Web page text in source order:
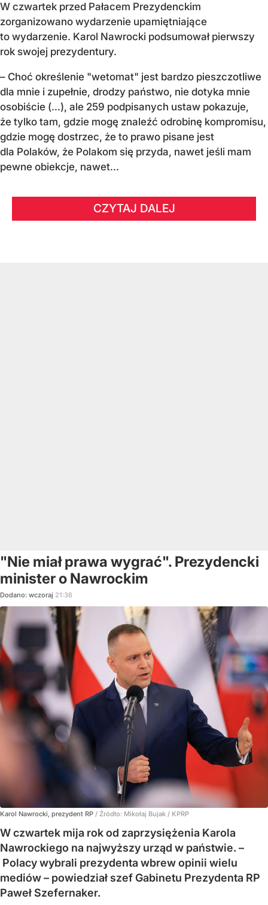
W czwartek przed Pałacem Prezydenckim
zorganizowano wydarzenie upamiętniające
to wydarzenie. Karol Nawrocki podsumował pierwszy
rok swojej prezydentury.
– Choć określenie "wetomat" jest bardzo pieszczotliwe
dla mnie i zupełnie, drodzy państwo, nie dotyka mnie
osobiście (…), ale 259 podpisanych ustaw pokazuje,
że tylko tam, gdzie mogę znaleźć odrobinę kompromisu,
gdzie mogę dostrzec, że to prawo pisane jest
dla Polaków, że Polakom się przyda, nawet jeśli mam
pewne obiekcje, nawet...
CZYTAJ DALEJ
"Nie miał prawa wygrać". Prezydencki
minister o Nawrockim
Dodano: wczoraj 21:36
Karol Nawrocki, prezydent RP / Źródło: Mikołaj Bujak / KPRP
W czwartek mija rok od zaprzysiężenia Karola
Nawrockiego na najwyższy urząd w państwie. –
Polacy wybrali prezydenta wbrew opinii wielu
mediów – powiedział szef Gabinetu Prezydenta RP
Paweł Szefernaker.